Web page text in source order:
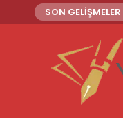
SON GELİŞMELER